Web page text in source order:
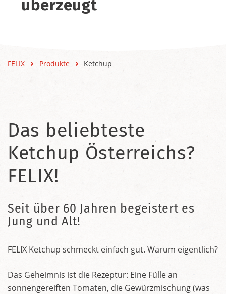
überzeugt
FELIX Produkte Ketchup
Das beliebteste
Ketchup Österreichs?
FELIX!
Seit über 60 Jahren begeistert es
Jung und Alt!
FELIX Ketchup schmeckt einfach gut. Warum eigentlich?
Das Geheimnis ist die Rezeptur: Eine Fülle an
sonnengereiften Tomaten, die Gewürzmischung (was